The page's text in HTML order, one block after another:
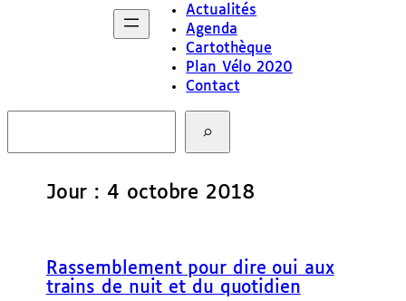
Actualités
Agenda
Cartothèque
Plan Vélo 2020
Contact
c
Jour : 4 octobre 2018
Rassemblement pour dire oui aux
trains de nuit et du quotidien